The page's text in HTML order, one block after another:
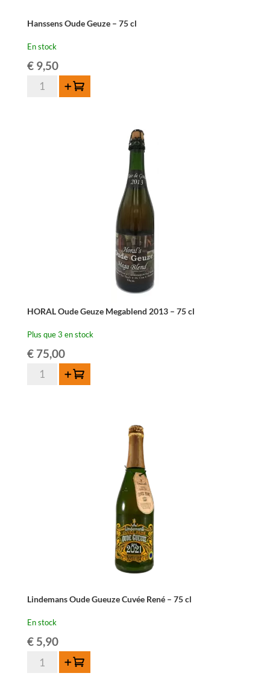
Hanssens Oude Geuze – 75 cl
En stock
€9,50
quantité
Ajouter au panier
HORAL Oude Geuze Megablend 2013 – 75 cl
Plus que 3 en stock
€75,00
quantité
Ajouter au panier
Lindemans Oude Gueuze Cuvée René – 75 cl
En stock
€5,90
quantité
Ajouter au panier